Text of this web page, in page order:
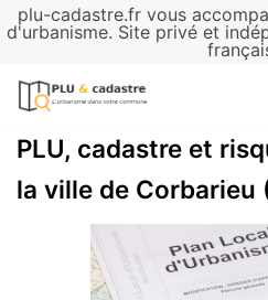
plu-cadastre.fr vous
d'urbanisme. Site privé et
Aller
contenu
PLU, cadastre et
la ville de Corbarieu